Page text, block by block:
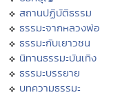
สถานปฏิบัติธรรม
ธรรมะจากหลวงพ่อ
ธรรมะกับเยาวชน
นิทานธรรมะบันเทิง
ธรรมะบรรยาย
บทความธรรมะ